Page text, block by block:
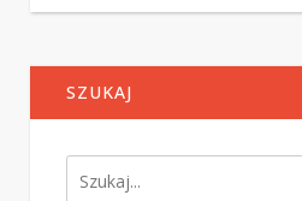
SZUKAJ